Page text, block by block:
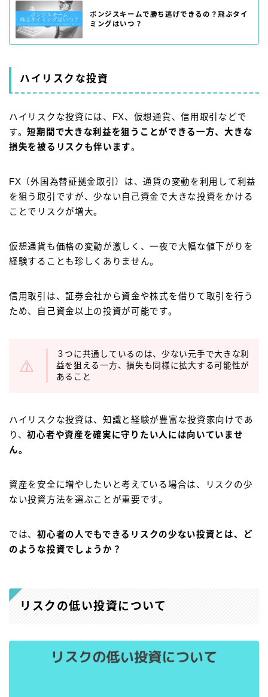
ポンジスキームで勝ち逃げできるの？飛ぶタイ
ミングはいつ？
ハイリスクな投資
ハイリスクな投資には、FX、仮想通貨、信用取引などで
す。短期間で大きな利益を狙うことができる一方、大きな
損失を被るリスクも伴います。
FX（外国為替証拠金取引）は、通貨の変動を利用して利益
を狙う取引ですが、少ない自己資金で大きな投資をかける
ことでリスクが増大。
仮想通貨も価格の変動が激しく、一夜で大幅な値下がりを
経験することも珍しくありません。
信用取引は、証券会社から資金や株式を借りて取引を行う
ため、自己資金以上の投資が可能です。
３つに共通しているのは、少ない元手で大きな利
益を狙える一方、損失も同様に拡大する可能性が
あること
ハイリスクな投資は、知識と経験が豊富な投資家向けであ
り、初心者や資産を確実に守りたい人には向いていませ
ん。
資産を安全に増やしたいと考えている場合は、リスクの少
ない投資方法を選ぶことが重要です。
では、初心者の人でもできるリスクの少ない投資とは、ど
のような投資でしょうか？
リスクの低い投資について